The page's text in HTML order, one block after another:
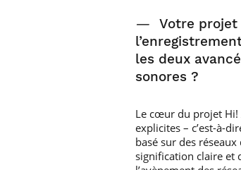
—
Votre
les deux
sonores ?
Le cœur du projet Hi!
explicites – c’est-à-
basé sur des
signification claire et